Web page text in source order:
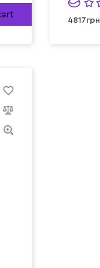
4817грн